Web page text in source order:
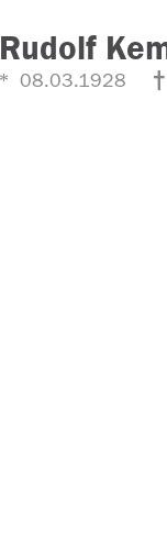
Rudolf
08.03.1928